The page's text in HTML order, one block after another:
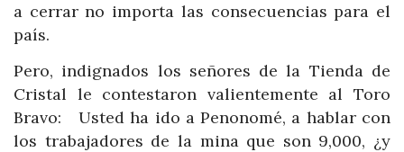
a cerrar no importa las consecuencias para el
país.
Pero, indignados los señores de la Tienda de
Cristal le contestaron valientemente al Toro
Bravo: Usted ha ido a Penonomé, a hablar con
los trabajadores de la mina que son 9,000, ¿y